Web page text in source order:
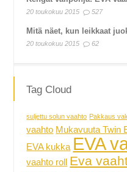
20 toukokuu 2015 527
Mitä näet, kun leikkaat
20 toukokuu 2015 62
Tag Cloud
suljettu solun vaahto Pakkaus
vaahto Mukavuuta Twin
EVA kukka EVA
vaahto roll
Eva